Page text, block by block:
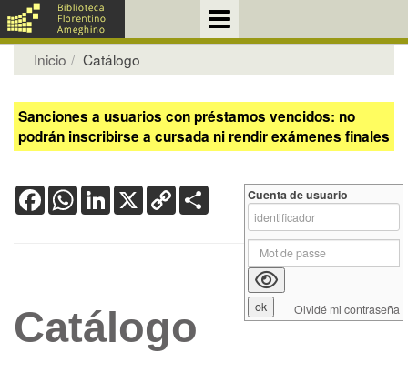
Inicio Catálogo
Sanciones a usuarios con préstamos vencidos: no
podrán inscribirse a cursada ni rendir exámenes finales
FacebookWhatsApp
LinkedIn
X Copy
Link
Catálogo
Cuenta de usuario
Olvidé mi contraseña